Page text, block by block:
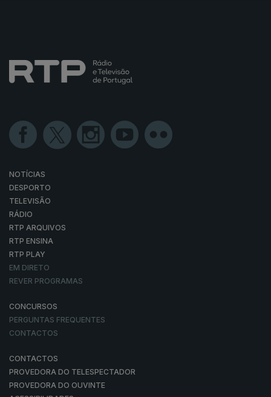
NOTÍCIAS
DESPORTO
TELEVISÃO
RÁDIO
RTP ARQUIVOS
RTP ENSINA
RTP PLAY
EM DIRETO
REVER PROGRAMAS
CONCURSOS
PERGUNTAS FREQUENTES
CONTACTOS
CONTACTOS
PROVEDORA DO TELESPECTADOR
PROVEDORA DO OUVINTE